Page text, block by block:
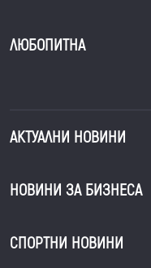
ЛЮБОПИТНА
АКТУАЛНИ НОВИНИ
НОВИНИ ЗА БИЗНЕСА
СПОРТНИ НОВИНИ